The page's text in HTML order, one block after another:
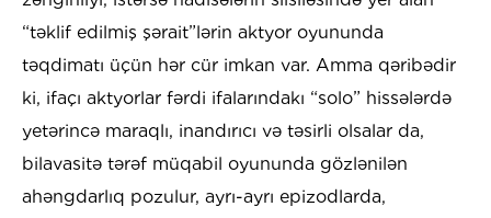
“təklif edilmiş şərait”lərin aktyor oyununda
təqdimatı üçün hər cür imkan var. Amma qəribədir
ki, ifaçı aktyorlar fərdi ifalarındakı “solo” hissələrdə
yetərincə maraqlı, inandırıcı və təsirli olsalar da,
bilavasitə tərəf müqabil oyununda gözlənilən
ahəngdarlıq pozulur, ayrı-ayrı epizodlarda,